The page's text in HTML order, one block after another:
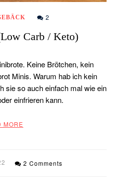
2
Carb / Keto)
Keine Brötchen, kein
Minis. Warum hab ich kein
sie so auch einfach mal wie ein
einfrieren kann.
MORE
2 Comments